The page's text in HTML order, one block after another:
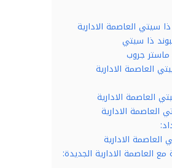
سيتي العاصمة الادارية
ذا سيتي
جروب
العاصمة الادارية
العاصمة الادارية
العاصمة الادارية
الادارية
مع العاصمة الادارية الجديدة: